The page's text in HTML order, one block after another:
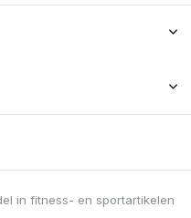
in fitness- en sportartikelen